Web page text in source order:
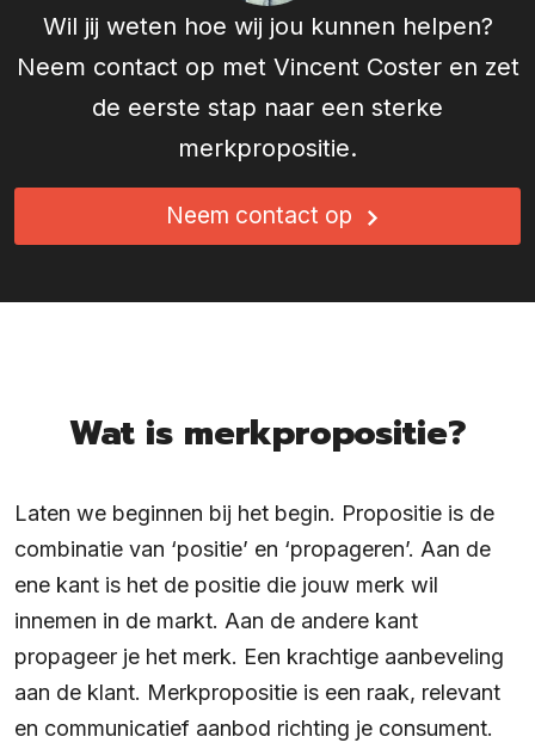
Wil jij weten hoe wij jou kunnen helpen?
Neem contact op met Vincent Costeren zet
de eerste stap naar een sterke
merkpropositie.
Neem contact op
Wat is merkpropositie?
Laten we beginnen bij het begin. Propositie is de
combinatie van ‘positie’ en ‘propageren’. Aan de
ene kant is het de positie die jouw merk wil
innemen in de markt. Aan de andere kant
propageer je het merk. Een krachtige aanbeveling
aan de klant. Merkpropositie is een raak, relevant
en communicatief aanbod richting je consument.